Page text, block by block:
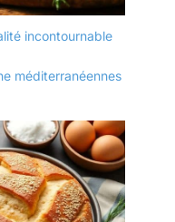
incontournable
méditerranéennes